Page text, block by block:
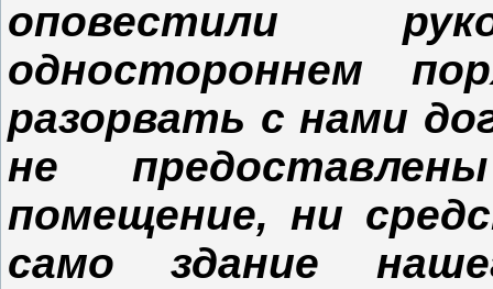
оповестили
одностороннем
разорвать с нами
не
помещение, ни
само здание